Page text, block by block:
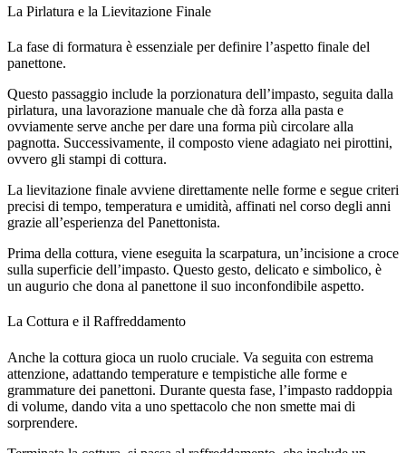
La Pirlatura e la Lievitazione Finale
La fase di formatura è essenziale per definire l’aspetto finale del
panettone.
Questo passaggio include la porzionatura dell’impasto, seguita dalla
pirlatura, una lavorazione manuale che dà forza alla pasta e
ovviamente serve anche per dare una forma più circolare alla
pagnotta. Successivamente, il composto viene adagiato nei pirottini,
ovvero gli stampi di cottura.
La lievitazione finale avviene direttamente nelle forme e segue criteri
precisi di tempo, temperatura e umidità, affinati nel corso degli anni
grazie all’esperienza del Panettonista.
Prima della cottura, viene eseguita la scarpatura, un’incisione a croce
sulla superficie dell’impasto. Questo gesto, delicato e simbolico, è
un augurio che dona al panettone il suo inconfondibile aspetto.
La Cottura e il Raffreddamento
Anche la cottura gioca un ruolo cruciale. Va seguita con estrema
attenzione, adattando temperature e tempistiche alle forme e
grammature dei panettoni. Durante questa fase, l’impasto raddoppia
di volume, dando vita a uno spettacolo che non smette mai di
sorprendere.